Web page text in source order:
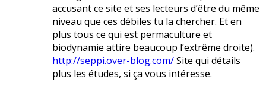
accusant ce site et ses lecteurs d’être du même
niveau que ces débiles tu la chercher. Et en
plus tous ce qui est permaculture et
biodynamie attire beaucoup l’extrême droite).
http://seppi.over-blog.com/Site qui détails
plus les études, si ça vous intéresse.